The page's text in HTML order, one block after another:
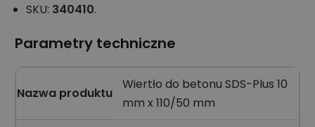
SKU: 340410.
Parametry techniczne
Nazwa produktu
Wiertło do betonu SDS-Plus 10
mm x 110/50 mm